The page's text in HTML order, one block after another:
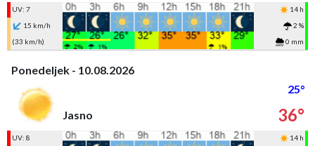
UV: 7
14 h
15 km/h
2 %
(33 km/h)
0 mm
Ponedeljek - 10.08.2026
25°
Jasno
36°
UV: 8
14 h